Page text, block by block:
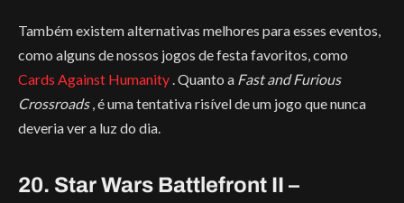
Também existem alternativas melhores para esses eventos,
como alguns de nossos jogos de festa favoritos, como
Cards Against Humanity. Quanto a Fast and Furious
Crossroads, é uma tentativa risível de um jogo que nunca
deveria ver a luz do dia.
20. Star Wars Battlefront II –